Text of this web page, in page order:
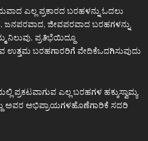
ಎಲ್ಲ ಪ್ರಕಾರದ ಬರಹಳನ್ನು ಓದಲು
ಜನಪರವಾದ, ಜೀವಪರವಾದ ಬರಹಗಳನ್ನು
ನಿಲುವು. ಪ್ರತಿಭೆಯಿದ್ದೂ
ಬರಹಗಾರರಿಗೆ ವೇದಿಕೆಒದಗಿಸುವುದು
ಪ್ರಕಟವಾಗುವ ಎಲ್ಲ ಬರಹಗಳ ಹಕ್ಕುಸ್ವಾಮ್ಯ
ಅವರ ಅಭಿಪ್ರಾಯಗಳಹೊಣೆಗಾರಿಕೆ ಸದರಿ